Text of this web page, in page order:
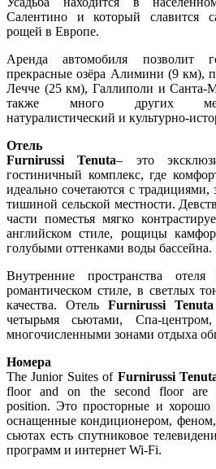
Салентино и который славится
рощей в Европе.
Аренда автомобиля позволит
прекрасные озёра Алимини (9 км),
Лечче (25 км), Галлиполи и Санта-
также много других
натуралистический и культурно-
Отель
Furnirussi Tenuta– это
гостиничный комплекс, где
идеально сочетаются с традициями,
тишиной сельской местности.
части поместья мягко
английском стиле, рощицы
голубыми оттенками воды бассейна.
Внутренние пространства
романтическом стиле, в светлых
качества. Отель Furnirussi Tenuta
четырьмя сьютами, Спа-
многочисленными зонами отдыха
Номера
The Junior Suites of Furnirussi
floor and on the second floor are
position. Это просторные и
оснащенные кондиционером,
сьютах есть спутниковое
программ и интернет Wi-Fi.